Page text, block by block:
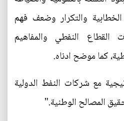
والتكرار وضعف فهم
القطاع النفطي والمفاهيم
كما موضح ادناه.
مع شركات النفط الدولية
المصالح الوطنية."